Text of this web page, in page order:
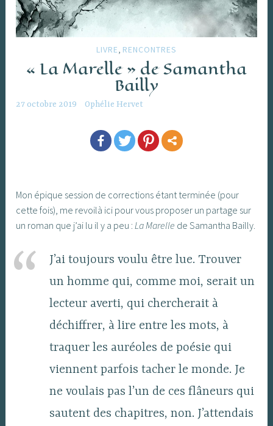
LIVRE RENCONTRES
« La Marelle » de Samantha
Bailly
27 octobre 2019 Ophélie Hervet
Mon épique session de corrections étant terminée (pour
cette fois), me revoilà ici pour vous proposer un partage sur
un roman que j’ai lu il y a peu : La Marelle de Samantha Bailly.
J’ai toujours voulu être lue. Trouver
un homme qui, comme moi, serait un
lecteur averti, qui chercherait à
déchiffrer, à lire entre les mots, à
traquer les auréoles de poésie qui
viennent parfois tacher le monde. Je
ne voulais pas l’un de ces flâneurs qui
sautent des chapitres, non. J’attendais